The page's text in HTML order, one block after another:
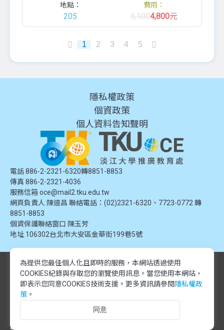
地點：
205
費用：
5,1004,800元
1 2 3 4 5
隱私權政策
個資政策
個人資料告知聲明
電話 886-2-2321-6320轉8851-8853
傳真 886-2-2321-4036
服務信箱 oce@mail2.tku.edu.tw
網頁負責人 陳道昌 聯絡電話：(02)2321-6320、7723-0772 轉
8851-8853
個資保護聯絡窗口 陳玉芳
地址 106302台北市大安區金華街199巷5號
© 2024 淡江大學推廣教育處. 版權所有。本網站內容由淡江大學推廣教育處
提供，未經授權禁止轉載或引用。所有課程資訊、圖片及資料皆屬本單位所
有，僅供學習交流使用。
© 2024 Tamkang University Office of Continuing Education. All rights
reserved.The content of this website is provided by Tamkang University
Office of Continuing Education. Unauthorized reproduction or citation is
prohibited.All course information, images, and data belong to this division
and are intended for educational and informational purposes only.
為提供您最佳個人化且即時的服務，本網站透過使用
COOKIES紀錄與存取您的瀏覽使用訊息。 當您使用本網站，
即表示您同意COOKIES技術支援。更多資訊請參閱 隱私權政
策 。
同意